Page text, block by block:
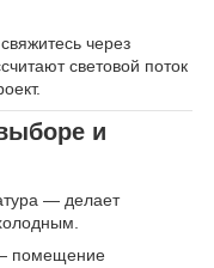
через
световой поток
и
— делает
помещение